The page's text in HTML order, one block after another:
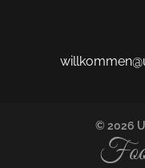
© 2026